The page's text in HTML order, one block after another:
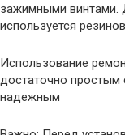
зажимными винтами.
используется
Использование
достаточно
надежным